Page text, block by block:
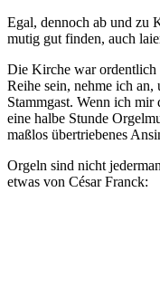
Egal, dennoch ab und zu
mutig gut finden, auch
Die Kirche war ordentlich
Reihe sein, nehme ich
Stammgast. Wenn ich mir
eine halbe Stunde
maßlos übertriebenes
Orgeln sind nicht
etwas von César Franck: